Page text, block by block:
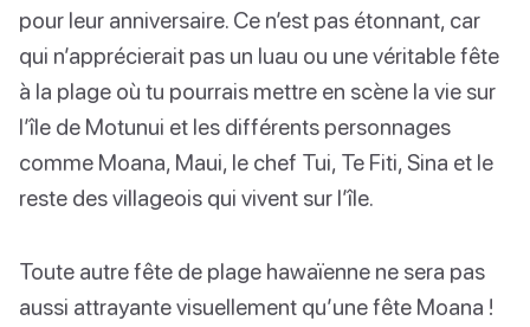
pour leur anniversaire. Ce n’est pas étonnant, car
qui n’apprécierait pas un luau ou une véritable fête
à la plage où tu pourrais mettre en scène la vie sur
l’île de Motunui et les différents personnages
comme Moana, Maui, le chef Tui, Te Fiti, Sina et le
reste des villageois qui vivent sur l’île.
Toute autre fête de plage hawaïenne ne sera pas
aussi attrayante visuellement qu’une fête Moana !